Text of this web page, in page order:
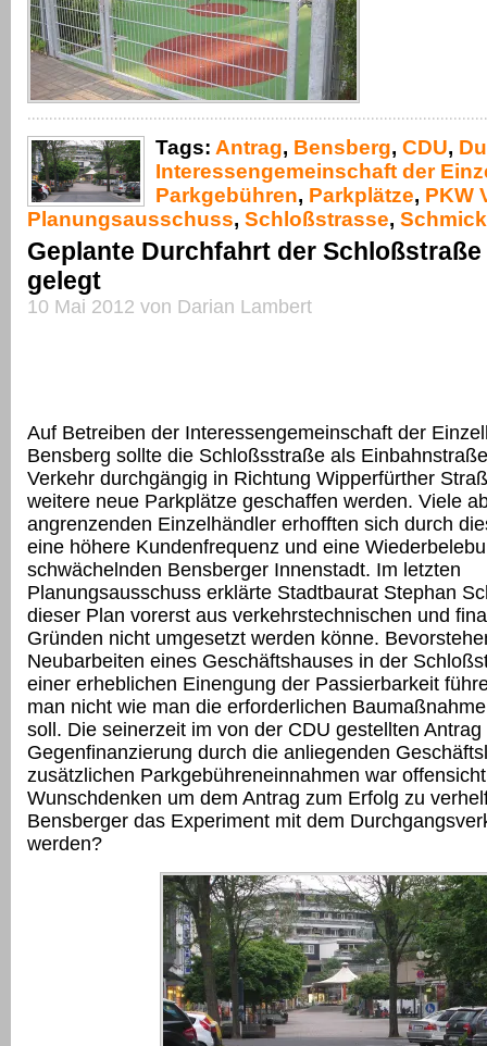
Tags: Antrag, Bensberg, CDU,
Interessengemeinschaft der
Parkgebühren, Parkplätze, PKW
Planungsausschuss, Schloßstrasse,
Geplante Durchfahrt der Schloßstraße
gelegt
10 Mai 2012 von Darian Lambert
Auf Betreiben der Interessengemeinschaft der
Bensberg sollte die Schloßsstraße als
Verkehr durchgängig in Richtung Wipperfürther
weitere neue Parkplätze geschaffen werden. Viele
angrenzenden Einzelhändler erhofften sich durch
eine höhere Kundenfrequenz und eine
schwächelnden Bensberger Innenstadt. Im letzten
Planungsausschuss erklärte Stadtbaurat Stephan
dieser Plan vorerst aus verkehrstechnischen und
Gründen nicht umgesetzt werden könne.
Neubarbeiten eines Geschäftshauses in der
einer erheblichen Einengung der Passierbarkeit
man nicht wie man die erforderlichen
soll. Die seinerzeit im von der CDU gestellten
Gegenfinanzierung durch die anliegenden
zusätzlichen Parkgebühreneinnahmen war
Wunschdenken um dem Antrag zum Erfolg zu
Bensberger das Experiment mit dem
werden?